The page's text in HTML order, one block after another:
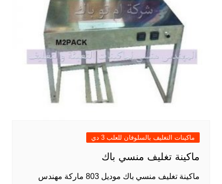
ماكينات التغليف بالسلوفان للعلب 3 دي
ماكينة تغليف منسي باك
ماكينة تغليف منسي باك موديل 803 ماركة مهندس